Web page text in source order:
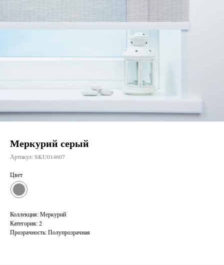
Меркурий серый
Артикул: SKU014607
Цвет
Коллекция: Меркурий
Категория: 2
Прозрачность: Полупрозрачная